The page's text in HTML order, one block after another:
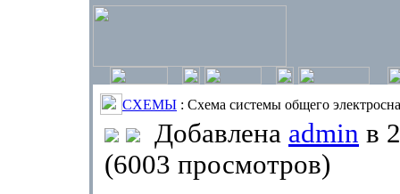
СХЕМЫ : Схема системы общего
Добавлена admin в
(6003 просмотров)